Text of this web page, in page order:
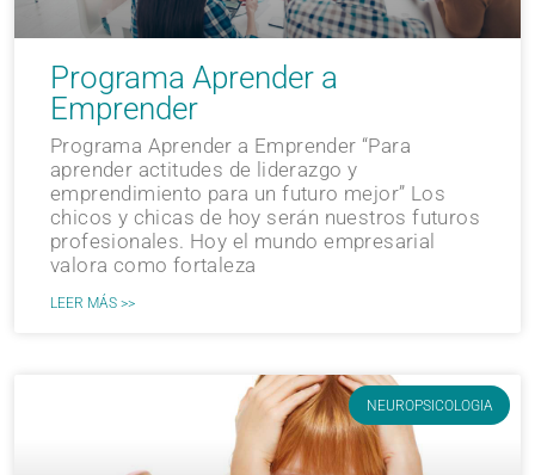
Programa Aprender a
Emprender
Programa Aprender a Emprender “Para
aprender actitudes de liderazgo y
emprendimiento para un futuro mejor” Los
chicos y chicas de hoy serán nuestros futuros
profesionales. Hoy el mundo empresarial
valora como fortaleza
LEER MÁS >>
NEUROPSICOLOGIA